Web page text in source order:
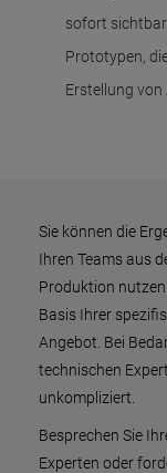
sofort
Prototypen,
Erstellung von
Sie können die
Ihren Teams aus
Produktion
Basis Ihrer
Angebot. Bei
technischen
unkompliziert.
Besprechen Sie
Experten oder